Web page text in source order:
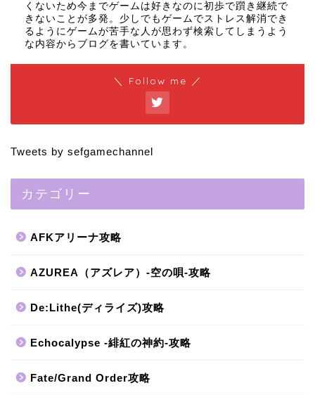
くないため今までゲームは好きなのに初歩で躓き継続で
きないことが多発。少しでもゲームでストレス解消でき
るようにゲームが苦手な人が思わず検索してしまうよう
な内容からブログを書いています。
＼ Follow me ／
Tweets by sefgamechannel
カテゴリー
AFKアリーナ攻略
AZUREA（アズレア）-空の唄-攻略
De:Lithe(ディライズ)攻略
Echocalypse -緋紅の神約-攻略
Fate/Grand Order攻略